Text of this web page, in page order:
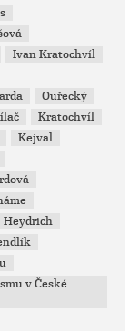
Ivan Kratochvíl
Ouřecký
Kratochvíl
Kejval
Heydrich
v České